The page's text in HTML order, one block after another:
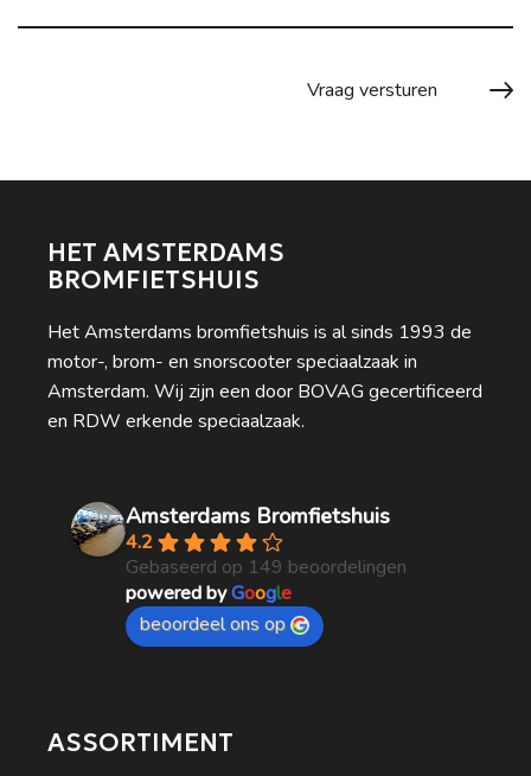
HET AMSTERDAMS
BROMFIETSHUIS
Het Amsterdams bromfietshuis is al sinds 1993 de
motor-, brom- en snorscooter speciaalzaak in
Amsterdam. Wij zijn een door BOVAG gecertificeerd
en RDW erkende speciaalzaak.
Amsterdams Bromfietshuis
4.2
Gebaseerd op 149 beoordelingen
powered byGoogle
beoordeel ons op
ASSORTIMENT